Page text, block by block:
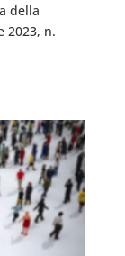
della
2023, n.